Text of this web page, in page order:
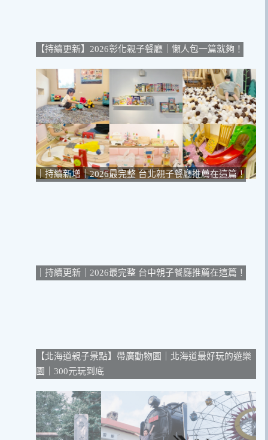
【持續更新】2026彰化親子餐廳｜懶人包一篇就夠！
｜持續新增｜2026最完整 台北親子餐廳推薦在這篇！
｜持續更新｜2026最完整 台中親子餐廳推薦在這篇！
【北海道親子景點】帶廣動物園｜北海道最好玩的遊樂
園｜300元玩到底